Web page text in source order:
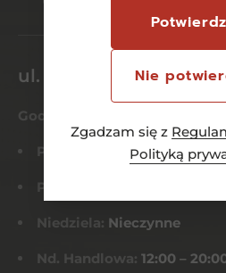
Nie
Zgadzam się z
Polityką
ul. Dworcowa 26/6
Godziny otwarcia
Pn-Czw: 8:00 – 21:00
Pt-Sob:
Niedziela: Nieczynne
Nd. Handlowa: 12:00 –